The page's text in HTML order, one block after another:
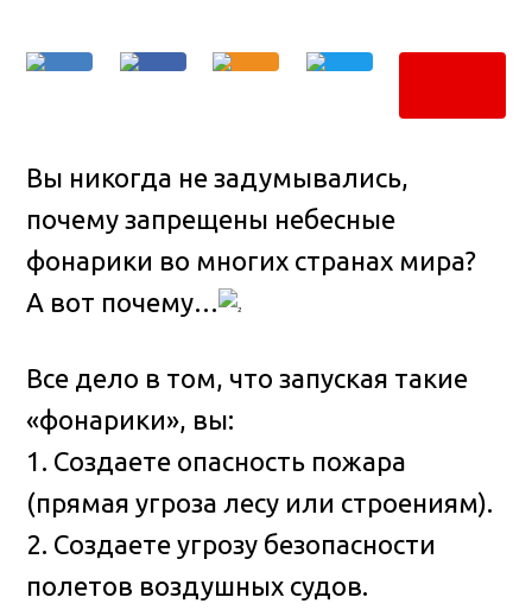
Вы никогда не задумывались,
почему запрещены небесные
фонарики во многих странах мира?
А вот почему…
Все дело в том, что запуская такие
«фонарики», вы:
1. Создаете опасность пожара
(прямая угроза лесу или строениям).
2. Создаете угрозу безопасности
полетов воздушных судов.